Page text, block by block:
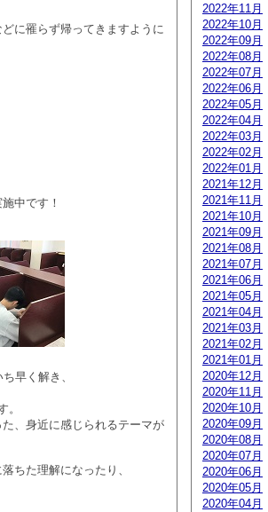
に罹らず帰ってきますように
中です！
早く解き、
。
、身近に感じられるテーマが
ちた理解になったり、
2022年11月
2022年10月
2022年09月
2022年08月
2022年07月
2022年06月
2022年05月
2022年04月
2022年03月
2022年02月
2022年01月
2021年12月
2021年11月
2021年10月
2021年09月
2021年08月
2021年07月
2021年06月
2021年05月
2021年04月
2021年03月
2021年02月
2021年01月
2020年12月
2020年11月
2020年10月
2020年09月
2020年08月
2020年07月
2020年06月
2020年05月
2020年04月